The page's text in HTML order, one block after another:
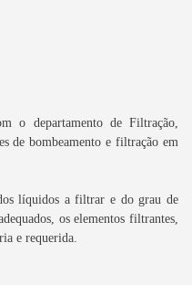
o departamento de Filtração,
de bombeamento e filtração em
líquidos a filtrar e do grau de
os elementos filtrantes,
e requerida.